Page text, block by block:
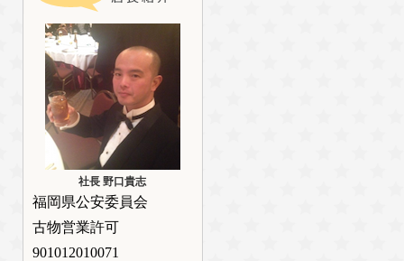
社長 野口貴志
福岡県公安委員会
古物営業許可
901012010071